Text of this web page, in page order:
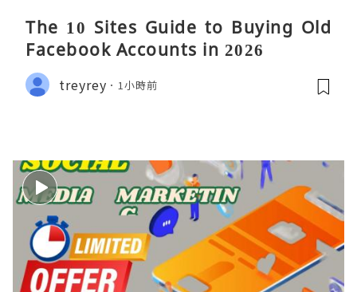
The 10 Sites Guide to Buying Old
Facebook Accounts in 2026
treyrey 1小時前